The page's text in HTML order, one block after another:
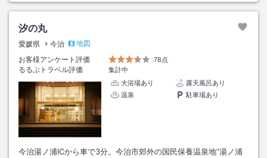
汐の丸
愛媛県 今治
地図
お客様アンケート評価
78点
るるぶトラベル評価
集計中
大浴場あり
露天風呂あり
温泉
駐車場あり
今治湯ノ浦ICから車で3分。今治市郊外の国民保養温泉地”湯ノ浦